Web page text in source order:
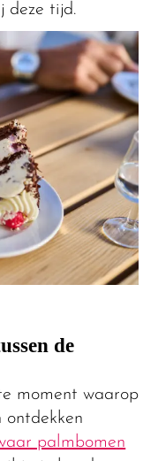
deze tijd.
de
moment waarop
ontdekken
palmbomen